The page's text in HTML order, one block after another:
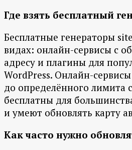
Где взять бесплатный
Бесплатные генераторы
видах: онлайн-сервисы с
адресу и плагины для
WordPress. Онлайн-
до определённого лимита
бесплатны для
и умеют обновлять карту
Как часто нужно